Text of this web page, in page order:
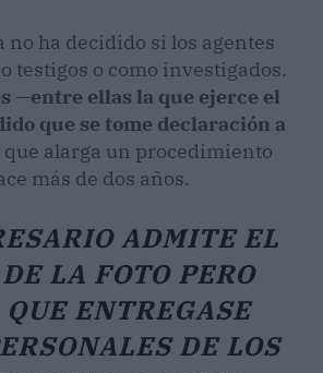
no ha decidido si los agentes
testigos o como investigados.
—entre ellas la que ejerce el
que se tome declaración a
que alarga un procedimiento
más de dos años.
ADMITE EL
LA FOTO PERO
ENTREGASE
DE LOS